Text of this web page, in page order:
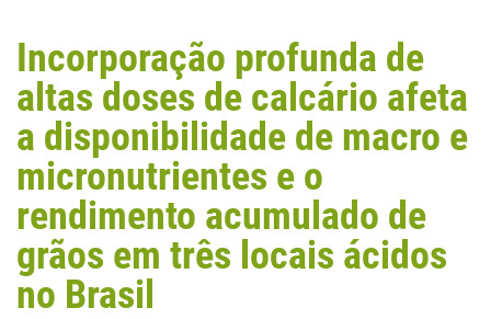
Incorporação profunda de
altas doses de calcário afeta
a disponibilidade de macro e
micronutrientes e o
rendimento acumulado de
grãos em três locais ácidos
no Brasil